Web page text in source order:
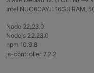
Intel NUC6CAYH 16GB RAM,
Node 22.23.0
Nodejs 22.23.0
npm 10.9.8
js-controller 7.2.2